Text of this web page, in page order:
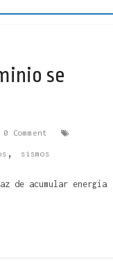
se
0 Comment
, sismos
de acumular energía